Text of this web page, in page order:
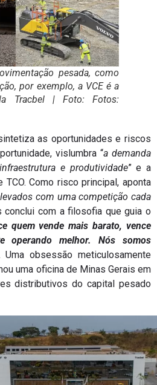
pesada, como
por exemplo, a VCE é a
Tracbel | Foto: Fotos:
as oportunidades e riscos
vislumbra “a demanda
e produtividade” e a
Como risco principal, aponta
com uma competição cada
conclui com a filosofia que guia o
quem vende mais barato, vence
operando melhor. Nós somos
Uma obsessão meticulosamente
uma oficina de Minas Gerais em
distributivos do capital pesado